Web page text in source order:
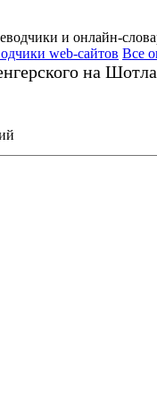
и онлайн-
web-сайтов Все
на